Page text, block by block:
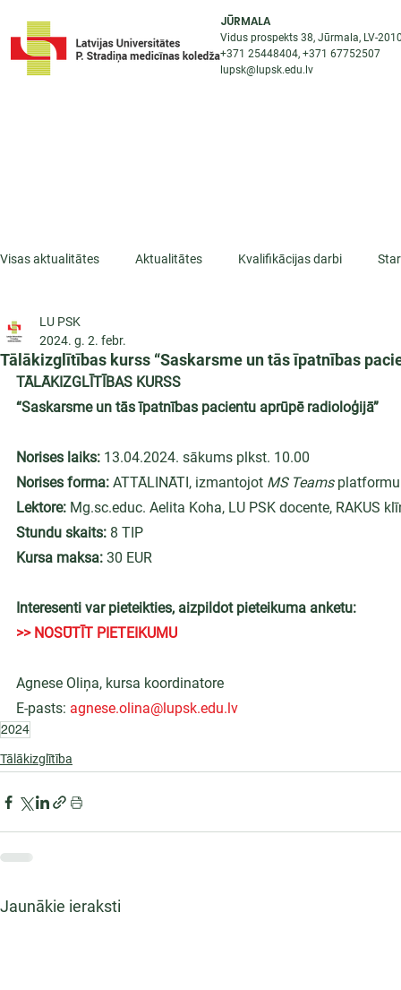
JŪRMALA
Vidus prospekts 38, Jūrmala, LV-
+371 25448404, +371 67752507
lupsk@lupsk.edu.lv
Visas aktualitātes Aktualitātes Kvalifikācijas darbi
ESF projekti
Tālākizglītības kurss “Saskarsme un tās īpatnības
LU PSK
2024. g. 2. febr.
TĀLĀKIZGLĪTĪBAS KURSS
“Saskarsme un tās īpatnības pacientu aprūpē radioloģijā”
Norises laiks: 13.04.2024. sākums plkst. 10.00
Norises forma: ATTĀLINĀTI, izmantojot MS Teams platformu
Lektore: Mg.sc.educ. Aelita Koha, LU PSK docente, RAKUS
Stundu skaits: 8 TIP
Kursa maksa: 30 EUR
Interesenti var pieteikties, aizpildot pieteikuma anketu:
>> NOSŪTĪT PIETEIKUMU
Agnese Oliņa, kursa koordinatore
E-pasts: agnese.olina@lupsk.edu.lv
2024
Tālākizglītība
Jaunākie ieraksti